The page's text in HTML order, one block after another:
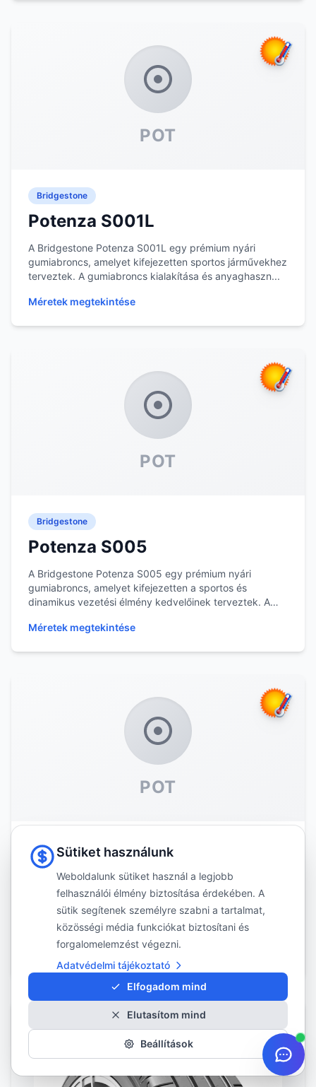
POT
Bridgestone
Potenza S001L
A Bridgestone Potenza S001L egy prémium nyári
gumiabroncs, amelyet kifejezetten sportos járművekhez
terveztek. A gumiabroncs kialakítása és anyaghaszn...
Méretek megtekintése
POT
Bridgestone
Potenza S005
A Bridgestone Potenza S005 egy prémium nyári
gumiabroncs, amelyet kifejezetten a sportos és
dinamikus vezetési élmény kedvelőinek terveztek. A
Méretek megtekintése
POT
Bridgestone
Potenza S007
A Bridgestone Potenza S007 egy prémium nyári
gumiabroncs, amely a sportos vezetési élményre
összpontosít. Az abroncs tervezése során kiemelt
figyelmet...
Méretek megtekintése
Sütiket használunk
Weboldalunk sütiket használ a legjobb
felhasználói élmény biztosítása érdekében. A
sütik segítenek személyre szabni a tartalmat,
közösségi média funkciókat biztosítani és
forgalomelemzést végezni.
Adatvédelmi tájékoztató
Elfogadom mind
Elutasítom mind
Beállítások